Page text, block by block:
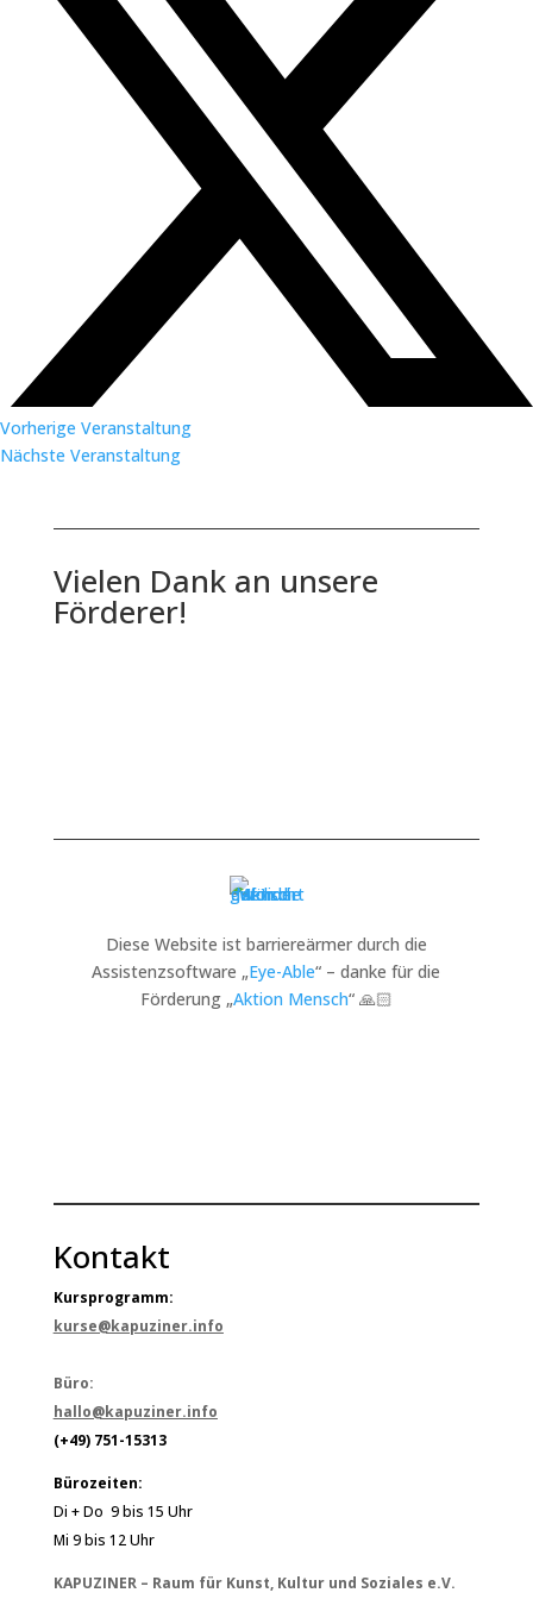
Vorherige Veranstaltung
Nächste Veranstaltung
Vielen Dank an unsere
Förderer!
Diese Website ist barriereärmer durch die
Assistenzsoftware „Eye-Able“ – danke für die
Förderung „Aktion Mensch“ 🙏🏻
Kontakt
Kursprogramm:
kurse@kapuziner.info
Büro:
hallo@kapuziner.info
(+49) 751-15313
Bürozeiten:
Di + Do 9 bis 15 Uhr
Mi 9 bis 12 Uhr
KAPUZINER – Raum für Kunst, Kultur und Soziales e.V.